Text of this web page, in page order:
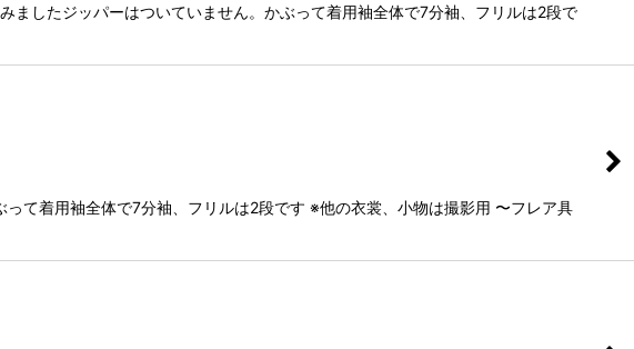
したジッパーはついていません。かぶって着用袖全体で7分袖、フリルは2段で
て着用袖全体で7分袖、フリルは2段です ※他の衣裳、小物は撮影用 〜フレア具